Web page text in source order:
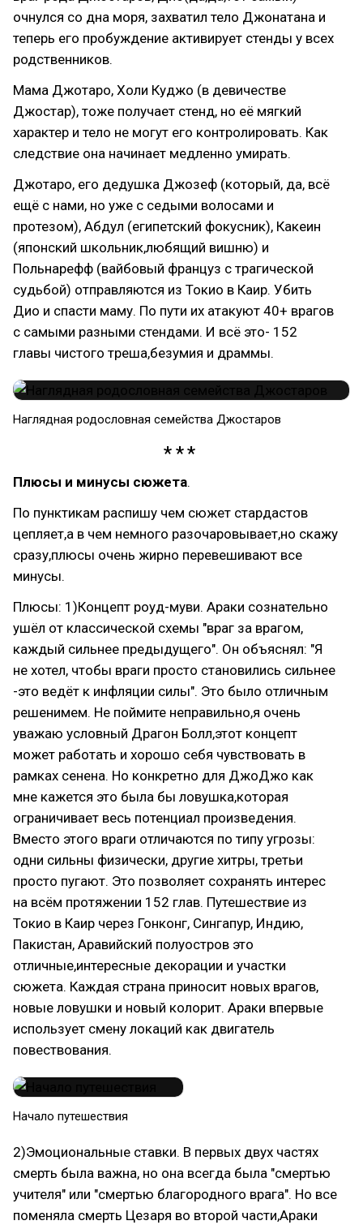
очнулся со дна моря, захватил тело Джонатана и
теперь его пробуждение активирует стенды у всех
родственников.
Мама Джотаро, Холи Куджо (в девичестве
Джостар), тоже получает стенд, но её мягкий
характер и тело не могут его контролировать. Как
следствие она начинает медленно умирать.
Джотаро, его дедушка Джозеф (который, да, всё
ещё с нами, но уже с седыми волосами и
протезом), Абдул (египетский фокусник), Какеин
(японский школьник,любящий вишню) и
Польнарефф (вайбовый француз с трагической
судьбой) отправляются из Токио в Каир. Убить
Дио и спасти маму. По пути их атакуют 40+ врагов
с самыми разными стендами. И всё это- 152
главы чистого треша,безумия и драммы.
Наглядная родословная семейства Джостаров
Плюсы и минусы сюжета.
По пунктикам распишу чем сюжет стардастов
цепляет,а в чем немного разочаровывает,но скажу
сразу,плюсы очень жирно перевешивают все
минусы.
Плюсы: 1)Концепт роуд-муви. Араки сознательно
ушёл от классической схемы "враг за врагом,
каждый сильнее предыдущего". Он объяснял: "Я
не хотел, чтобы враги просто становились сильнее
-это ведёт к инфляции силы". Это было отличным
решенимем. Не поймите неправильно,я очень
уважаю условный Драгон Болл,этот концепт
может работать и хорошо себя чувствовать в
рамках сенена. Но конкретно для ДжоДжо как
мне кажется это была бы ловушка,которая
ограничивает весь потенциал произведения.
Вместо этого враги отличаются по типу угрозы:
одни сильны физически, другие хитры, третьи
просто пугают. Это позволяет сохранять интерес
на всём протяжении 152 глав. Путешествие из
Токио в Каир через Гонконг, Сингапур, Индию,
Пакистан, Аравийский полуостров это
отличные,интересные декорации и участки
сюжета. Каждая страна приносит новых врагов,
новые ловушки и новый колорит. Араки впервые
использует смену локаций как двигатель
повествования.
Начало путешествия
2)Эмоциональные ставки. В первых двух частях
смерть была важна, но она всегда была "смертью
учителя" или "смертью благородного врага". Но все
поменяла смерть Цезаря во второй части,Араки